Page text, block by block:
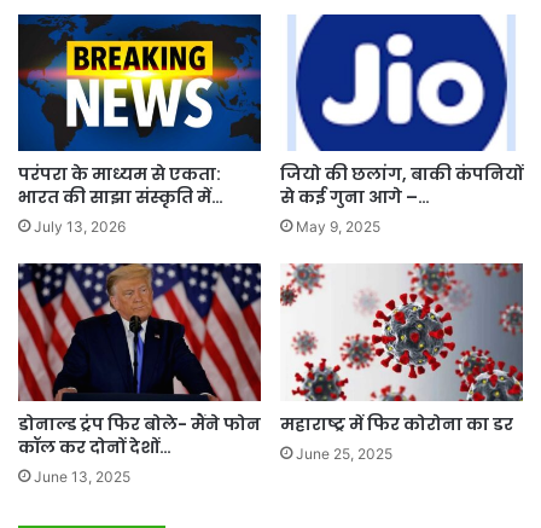
परंपरा के माध्यम से एकता:
भारत की साझा संस्कृति में…
July 13, 2026
जियो की छलांग, बाकी कंपनियों
से कई गुना आगे –…
May 9, 2025
डोनाल्ड ट्रंप फिर बोले- मैंने फोन
कॉल कर दोनों देशों…
June 13, 2025
महाराष्ट्र में फिर कोरोना का डर
June 25, 2025